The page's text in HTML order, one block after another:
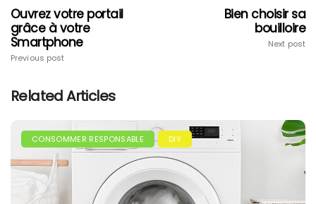
Ouvrez votre portail
grâce à votre
Smartphone
Previous post
Bien choisir sa
bouilloire
Next post
Related Articles
CONSOMMER RESPONSABLE DIY